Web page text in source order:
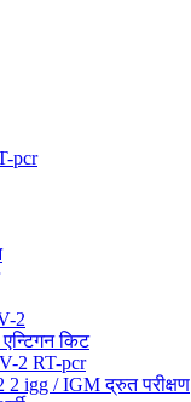
pcr
2
किट
2 RT-pcr
2 igg / IGM द्रुत परीक्षण